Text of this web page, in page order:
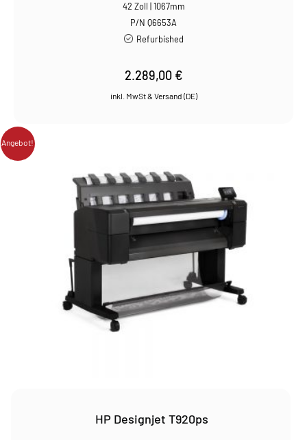
42 Zoll | 1067mm
P/N Q6653A
Refurbished
2.289,00 €
Angebot!
HP Designjet T920ps